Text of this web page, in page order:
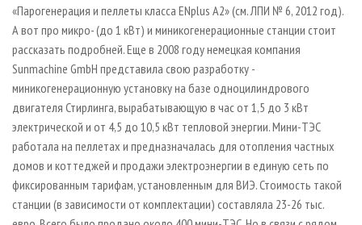
«Парогенерация и пеллеты класса ENplus А2» (см. ЛПИ № 6, 2012 год).
А вот про микро- (до 1 кВт) и миникогенерационные станции стоит
рассказать подробней. Еще в 2008 году немецкая компания
Sunmachine GmbH представила свою разработку -
миникогенерационную установку на базе одноцилиндрового
двигателя Стирлинга, вырабатывающую в час от 1,5 до 3 кВт
электрической и от 4,5 до 10,5 кВт тепловой энергии. Мини­-ТЭС
работала на пеллетах и предназначалась для отопления частных
домов и коттеджей и продажи электроэнергии в единую сеть по
фиксированным тарифам, установленным для ВИЭ. Стоимость такой
станции (в зависимости от комплектации) составляла 23-26 тыс.